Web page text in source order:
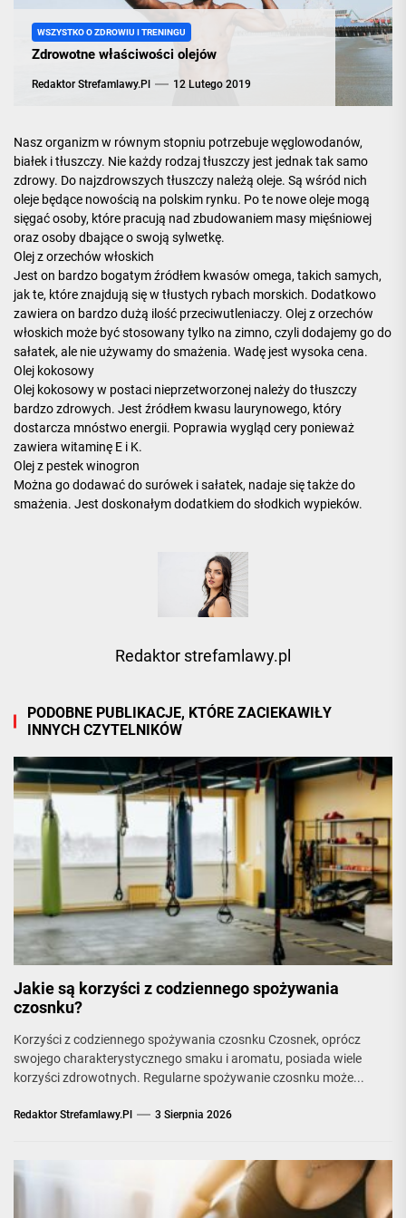
siłowni
i
treningach
WSZYSTKO O ZDROWIU I TRENINGU
Zdrowotne właściwości olejów
Redaktor Strefamlawy.pl 12 Lutego 2019
Nasz organizm w równym stopniu potrzebuje węglowodanów,
białek i tłuszczy. Nie każdy rodzaj tłuszczy jest jednak tak samo
zdrowy. Do najzdrowszych tłuszczy należą oleje. Są wśród nich
oleje będące nowością na polskim rynku. Po te nowe oleje mogą
sięgać osoby, które pracują nad zbudowaniem masy mięśniowej
oraz osoby dbające o swoją sylwetkę.
Olej z orzechów włoskich
Jest on bardzo bogatym źródłem kwasów omega, takich samych,
jak te, które znajdują się w tłustych rybach morskich. Dodatkowo
zawiera on bardzo dużą ilość przeciwutleniaczy. Olej z orzechów
włoskich może być stosowany tylko na zimno, czyli dodajemy go do
sałatek, ale nie używamy do smażenia. Wadę jest wysoka cena.
Olej kokosowy
Olej kokosowy w postaci nieprzetworzonej należy do tłuszczy
bardzo zdrowych. Jest źródłem kwasu laurynowego, który
dostarcza mnóstwo energii. Poprawia wygląd cery ponieważ
zawiera witaminę E i K.
Olej z pestek winogron
Można go dodawać do surówek i sałatek, nadaje się także do
smażenia. Jest doskonałym dodatkiem do słodkich wypieków.
Redaktor strefamlawy.pl
PODOBNE PUBLIKACJE, KTÓRE ZACIEKAWIŁY
INNYCH CZYTELNIKÓW
Jakie są korzyści z codziennego spożywania
czosnku?
Korzyści z codziennego spożywania czosnku Czosnek, oprócz
swojego charakterystycznego smaku i aromatu, posiada wiele
korzyści zdrowotnych. Regularne spożywanie czosnku może...
Redaktor Strefamlawy.pl 3 Sierpnia 2026